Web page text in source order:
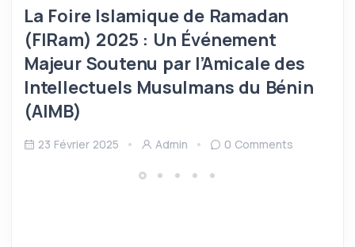
La Foire Islamique de Ramadan
(FIRam) 2025 : Un Événement
Majeur Soutenu par l’Amicale des
Intellectuels Musulmans du Bénin
(AIMB)
23 Février 2025 Admin 0 Comments